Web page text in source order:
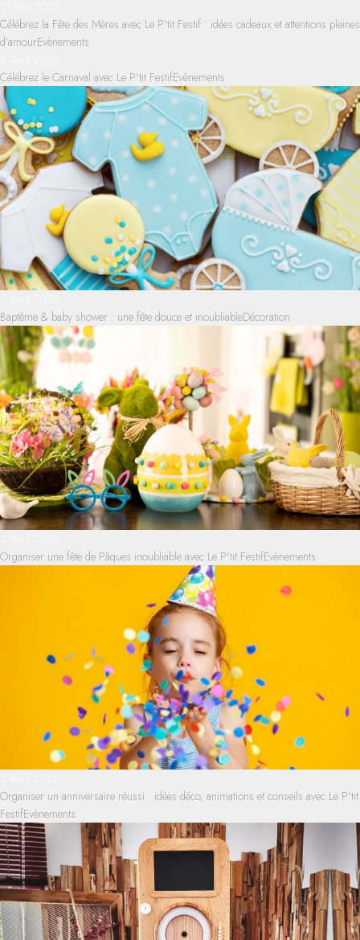
Célébrez la Fête des Mères avec Le P'tit Festif : idées cadeaux et attentions pleines
d’amourEvènements
Célébrez le Carnaval avec Le P'tit FestifEvènements
Baptême & baby shower : une fête douce et inoubliableDécoration
Organiser une fête de Pâques inoubliable avec Le P'tit FestifEvènements
Organiser un anniversaire réussi : idées déco, animations et conseils avec Le P'tit
FestifEvènements